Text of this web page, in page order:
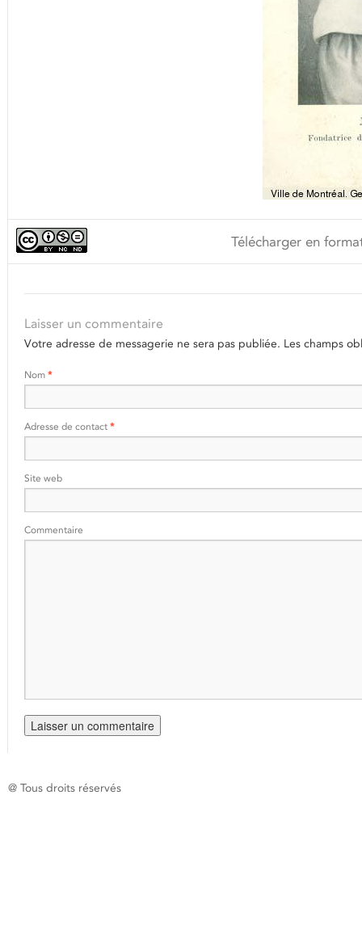
Télécharger en
Laisser un commentaire
Votre adresse de messagerie ne sera pas publiée. Les champs
Nom *
Adresse de contact *
Site web
Commentaire
@ Tous droits réservés